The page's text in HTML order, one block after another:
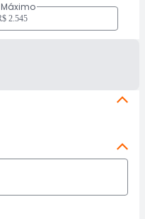
Máximo